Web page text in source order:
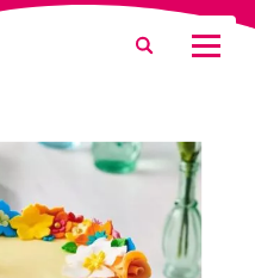
op zoek?